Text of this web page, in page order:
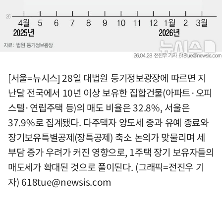
[서울=뉴시스] 28일 대법원 등기정보광장에 따르면 지
난달 전국에서 10년 이상 보유한 집합건물(아파트·오피
스텔·연립주택 등)의 매도 비율은 32.8%, 서울은
37.9%로 집계됐다. 다주택자 양도세 중과 유예 종료와
장기보유특별공제(장특공제) 축소 논의가 맞물리며 세
부담 증가 우려가 커진 영향으로, 1주택 장기 보유자들의
매도세가 확대된 것으로 풀이된다. (그래픽=전진우 기
자) 618tue@newsis.com